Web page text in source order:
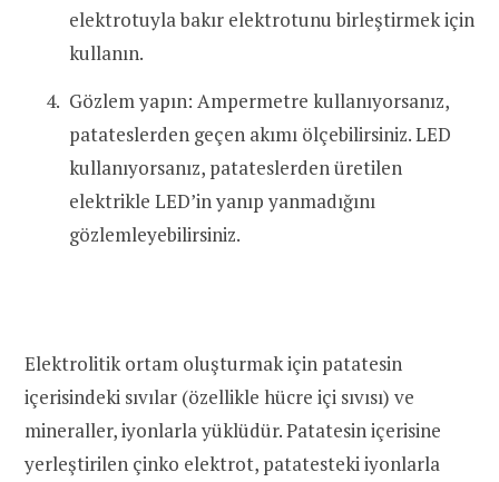
elektrotuyla bakır elektrotunu birleştirmek için
kullanın.
Gözlem yapın: Ampermetre kullanıyorsanız,
patateslerden geçen akımı ölçebilirsiniz. LED
kullanıyorsanız, patateslerden üretilen
elektrikle LED’in yanıp yanmadığını
gözlemleyebilirsiniz.
Elektrolitik ortam oluşturmak için patatesin
içerisindeki sıvılar (özellikle hücre içi sıvısı) ve
mineraller, iyonlarla yüklüdür. Patatesin içerisine
yerleştirilen çinko elektrot, patatesteki iyonlarla